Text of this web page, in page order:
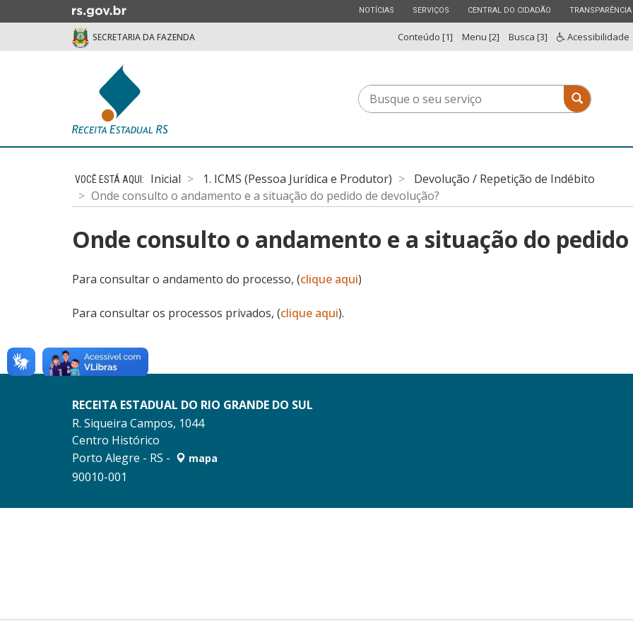
para
Ir
ESTADO
NOTÍCIAS ESTADO
SERVIÇOS ESTADO
CENTRAL DO CIDADÃO ESTADO
TRANSPARÊNCIA
SECRETARIA DA FAZENDA Conteúdo [1] Menu [2] Busca [3] Acessibilidade
Busque
o
serviço
Busque o
Inicial 1. ICMS (Pessoa Jurídica e Produtor)
Devolução / Repetição de Indébito
Onde consulto o andamento e a situação do pedido de devolução?
Onde consulto o andamento e a situação do
Para consultar o andamento do processo, (clique aqui)
Para consultar os processos privados, (clique aqui).
RECEITA ESTADUAL DO RIO GRANDE DO SUL
R. Siqueira Campos, 1044
Centro Histórico
Porto Alegre - RS -
mapa
90010-001